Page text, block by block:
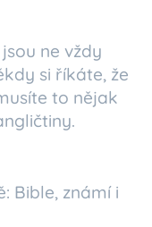
ne vždy
si říkáte, že
to nějak
Bible, známí i